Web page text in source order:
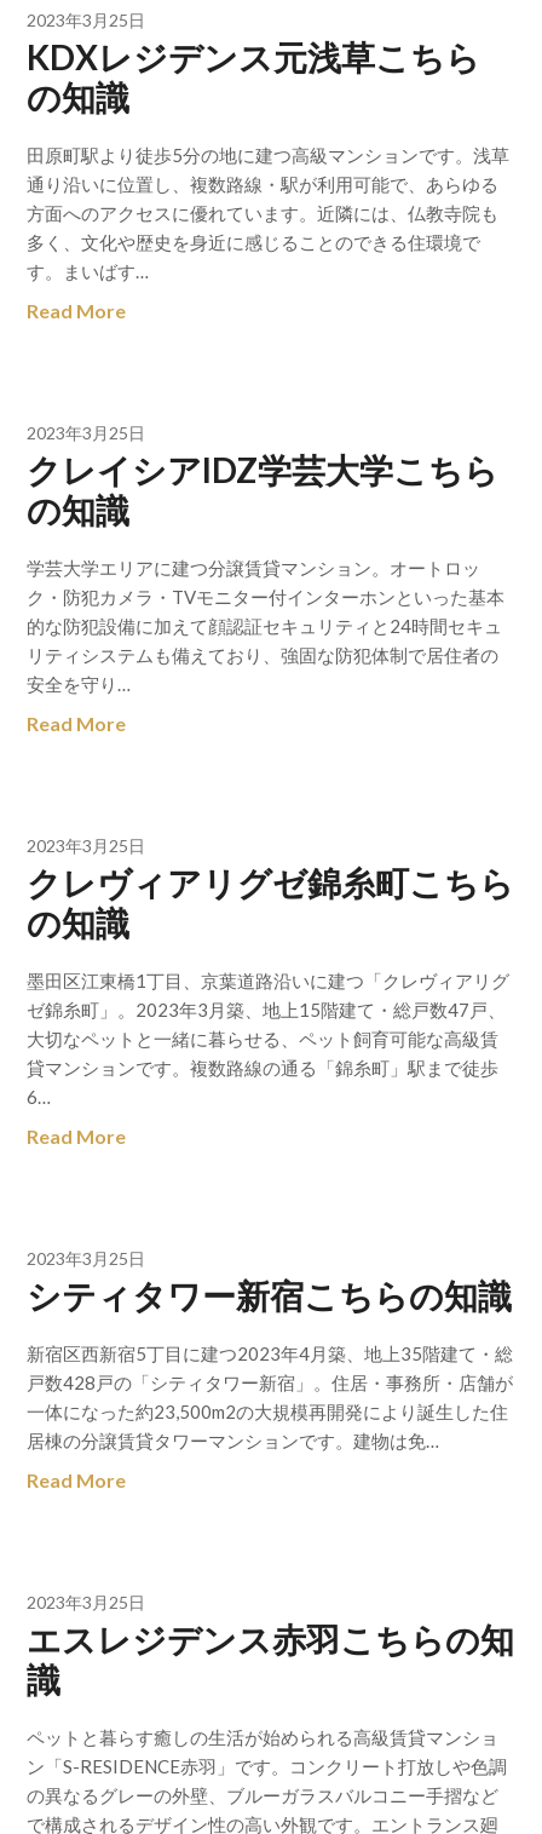
2023年3月25日
KDXレジデンス元浅草こちら
の知識
田原町駅より徒歩5分の地に建つ高級マンションです。浅草
通り沿いに位置し、複数路線・駅が利用可能で、あらゆる
方面へのアクセスに優れています。近隣には、仏教寺院も
多く、文化や歴史を身近に感じることのできる住環境で
す。まいばす…
Read More
2023年3月25日
クレイシアIDZ学芸大学こちら
の知識
学芸大学エリアに建つ分譲賃貸マンション。オートロッ
ク・防犯カメラ・TVモニター付インターホンといった基本
的な防犯設備に加えて顔認証セキュリティと24時間セキュ
リティシステムも備えており、強固な防犯体制で居住者の
安全を守り…
Read More
2023年3月25日
クレヴィアリグゼ錦糸町こちら
の知識
墨田区江東橋1丁目、京葉道路沿いに建つ「クレヴィアリグ
ゼ錦糸町」。2023年3月築、地上15階建て・総戸数47戸、
大切なペットと一緒に暮らせる、ペット飼育可能な高級賃
貸マンションです。複数路線の通る「錦糸町」駅まで徒歩
6…
Read More
2023年3月25日
シティタワー新宿こちらの知識
新宿区西新宿5丁目に建つ2023年4月築、地上35階建て・総
戸数428戸の「シティタワー新宿」。住居・事務所・店舗が
一体になった約23,500m2の大規模再開発により誕生した住
居棟の分譲賃貸タワーマンションです。建物は免…
Read More
2023年3月25日
エスレジデンス赤羽こちらの知
識
ペットと暮らす癒しの生活が始められる高級賃貸マンショ
ン「S-RESIDENCE赤羽」です。コンクリート打放しや色調
の異なるグレーの外壁、ブルーガラスバルコニー手摺など
で構成されるデザイン性の高い外観です。エントランス廻